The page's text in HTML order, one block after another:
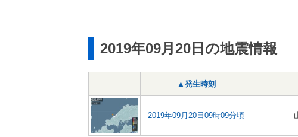
2019年09月20日の地震情報
▲発生時刻
2019年09月20日09時09分頃